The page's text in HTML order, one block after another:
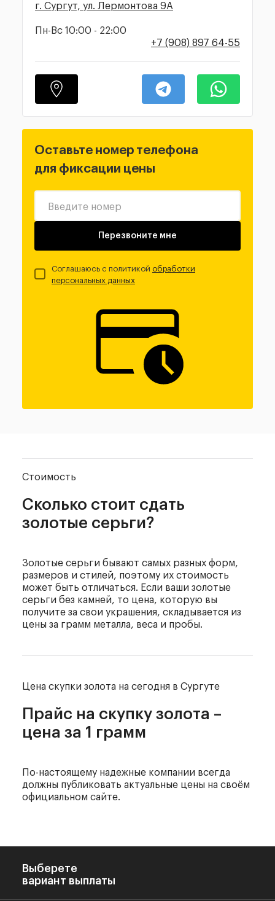
г. Сургут, ул. Лермонтова 9А
Пн-Вс 10:00 - 22:00
+7 (908) 897 64-55
Оставьте номер телефона
для фиксации цены
Введите номер
Перезвоните мне
Соглашаюсь с политикой обработки
персональных данных
Стоимость
Сколько стоит сдать
золотые серьги?
Золотые серьги бывают самых разных форм,
размеров и стилей, поэтому их стоимость
может быть отличаться. Если ваши золотые
серьги без камней, то цена, которую вы
получите за свои украшения, складывается из
цены за грамм металла, веса и пробы.
Цена скупки золота на сегодня в Сургуте
Прайс на скупку золота –
цена за 1 грамм
По-настоящему надежные компании всегда
должны публиковать актуальные цены на своём
официальном сайте.
Выберете
вариант выплаты